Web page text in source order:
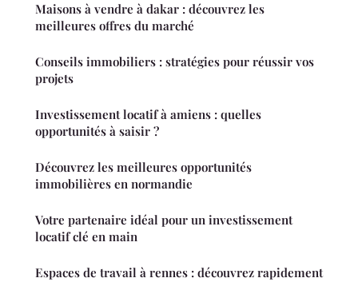
Maisons à vendre à dakar : découvrez les
meilleures offres du marché
Conseils immobiliers : stratégies pour réussir vos
projets
Investissement locatif à amiens : quelles
opportunités à saisir ?
Découvrez les meilleures opportunités
immobilières en normandie
Votre partenaire idéal pour un investissement
locatif clé en main
Espaces de travail à rennes : découvrez rapidement